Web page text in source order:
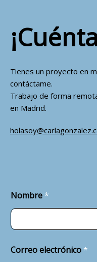
Tienes un proyecto en
contáctame.
Trabajo de forma
en Madrid.
Nombre *
Correo electrónico *